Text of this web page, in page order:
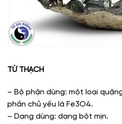
TỪ THẠCH
– Bộ phận dùng: một loại
phần chủ yếu là Fe3O4.
– Dạng dùng: dạng bột mịn.